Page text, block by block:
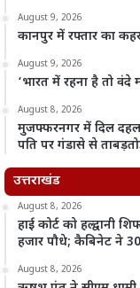
August 9, 2026
कानपुर में रफ्तार का
August 9, 2026
‘भारत में रहना है तो वंदे
August 8, 2026
मुजफ्फरनगर में दिल
पति पर गंडासे से
उत्तराखंड
August 8, 2026
हाई कोर्ट को हल्द्वानी
हजार पौधे; कैबिनेट ने
August 8, 2026